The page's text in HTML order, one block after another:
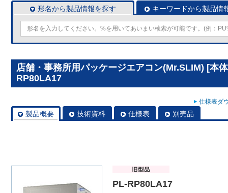
形名から製品情報を探す キーワードから製品情
店舗・事務所用パッケージエアコン(Mr.SLIM) [本
RP80LA17
仕様表ダ
製品概要 技術資料 仕様表 別売品
PL-RP80LA17